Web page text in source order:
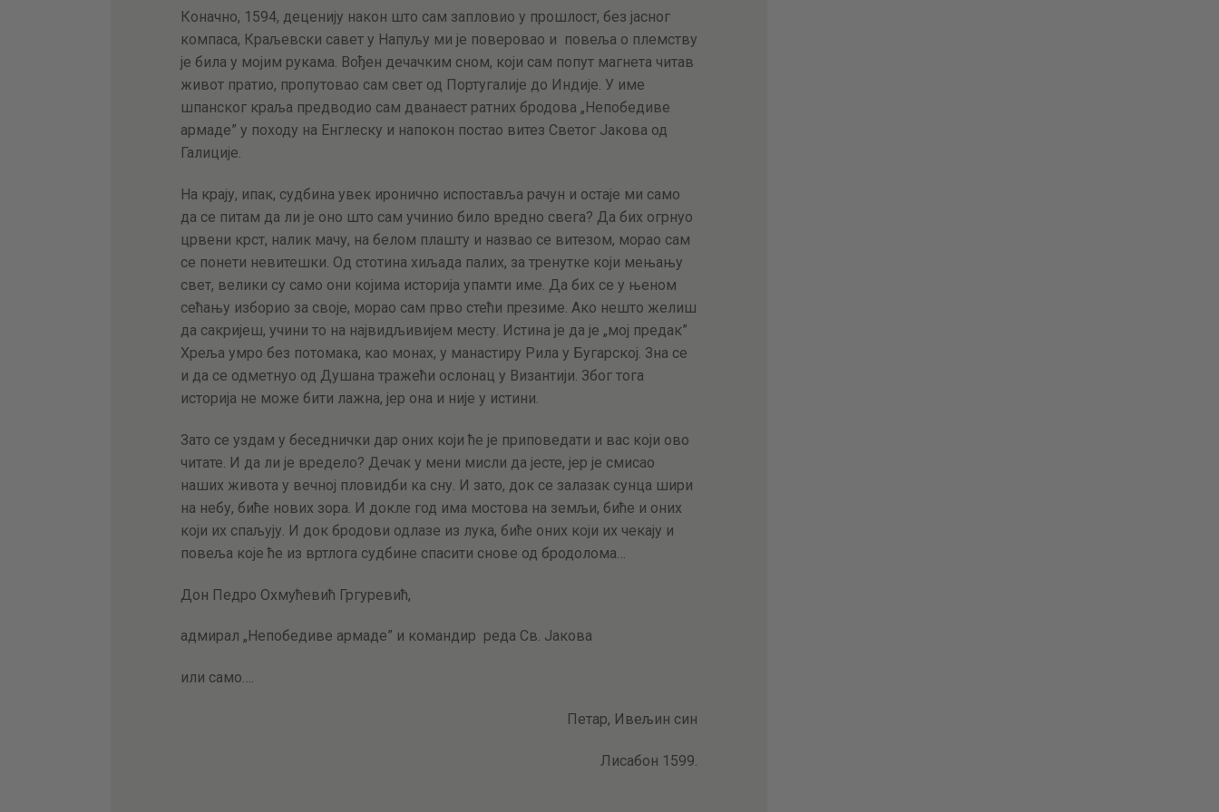
Коначно, 1594, деценију након што сам запловио у прошлост, без јасног
компаса, Краљевски савет у Напуљу ми је поверовао и повеља о племству
је била у мојим рукама. Вођен дечачким сном, који сам попут магнета читав
живот пратио, пропутовао сам свет од Португалије до Индије. У име
шпанског краља предводио сам дванаест ратних бродова „Непобедиве
армаде” у походу на Енглеску и напокон постао витез Светог Јакова од
Галиције.
На крају, ипак, судбина увек иронично испоставља рачун и остаје ми само
да се питам да ли је оно што сам учинио било вредно свега? Да бих огрнуо
црвени крст, налик мачу, на белом плашту и назвао се витезом, морао сам
се понети невитешки. Од стотина хиљада палих, за тренутке који мењању
свет, велики су само они којима историја упамти име. Да бих се у њеном
сећању изборио за своје, морао сам прво стећи презиме. Ако нешто желиш
да сакријеш, учини то на највидљивијем месту. Истина је да је „мој предак”
Хреља умро без потомака, као монах, у манастиру Рила у Бугарској. Зна се
и да се одметнуо од Душана тражећи ослонац у Византији. Због тога
историја не може бити лажна, јер она и није у истини.
Зато се уздам у беседнички дар оних који ће је приповедати и вас који ово
читате. И да ли је вредело? Дечак у мени мисли да јесте, јер је смисао
наших живота у вечној пловидби ка сну. И зато, док се залазак сунца шири
на небу, биће нових зора. И докле год има мостова на земљи, биће и оних
који их спаљују. И док бродови одлазе из лука, биће оних који их чекају и
повеља које ће из вртлога судбине спасити снове од бродолома…
Дон Педро Охмућевић Гргуревић,
адмирал „Непобедиве армаде” и командир реда Св. Јакова
или само….
Петар, Ивељин син
Лисабон 1599.